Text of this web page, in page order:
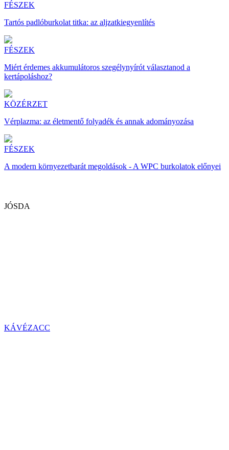
FÉSZEK
Tartós padlóburkolat titka: az aljzatkiegyenlítés
FÉSZEK
Miért érdemes akkumulátoros szegélynyírót választanod a
kertápoláshoz?
KÖZÉRZET
Vérplazma: az életmentő folyadék és annak adományozása
FÉSZEK
A modern környezetbarát megoldások - A WPC burkolatok előnyei
JÓSDA
KÁVÉZACC